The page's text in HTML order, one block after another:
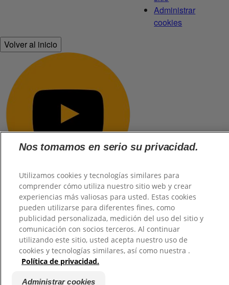
Administrar
cookies
Volver al inicio
@2026 TuHogar. Todos los derechos reservados.
Nos tomamos en serio su privacidad.
Utilizamos cookies y tecnologías similares para
comprender cómo utiliza nuestro sitio web y crear
experiencias más valiosas para usted. Estas cookies
pueden utilizarse para diferentes fines, como
publicidad personalizada, medición del uso del sitio y
comunicación con socios terceros. Al continuar
utilizando este sitio, usted acepta nuestro uso de
cookies y tecnologías similares, así como nuestra .
Política de privacidad.
Administrar cookies